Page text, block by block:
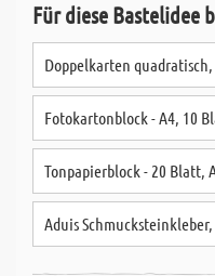
Für diese Bastelidee
Doppelkarten
Fotokartonblock - A4, 10
Tonpapierblock - 20 Blatt,
Aduis Schmucksteinkleber,